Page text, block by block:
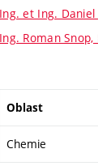
Ing. et Ing. Daniel
Ing. Roman Snop,
Oblast
Chemie